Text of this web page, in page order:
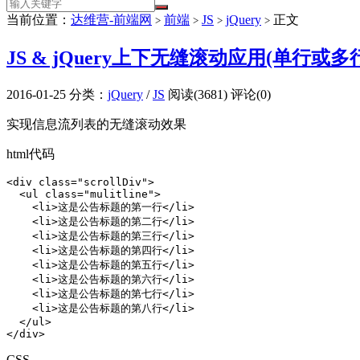
当前位置： 达维营-前端网 > 前端 > JS > jQuery > 正文
JS & jQuery上下无缝滚动应用(单行或多
2016-01-25 分类： jQuery /JS 阅读(3681) 评论(0)
实现信息流列表的无缝滚动效果
html代码
<div class="scrollDiv">
  <ul class="mulitline">
    <li>这是公告标题的第一行</li>
    <li>这是公告标题的第二行</li>
    <li>这是公告标题的第三行</li>
    <li>这是公告标题的第四行</li>
    <li>这是公告标题的第五行</li>
    <li>这是公告标题的第六行</li>
    <li>这是公告标题的第七行</li>
    <li>这是公告标题的第八行</li>
  </ul>
</div>